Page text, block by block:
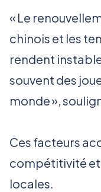
« Le
chinois et les
rendent
souvent des
monde »,
Ces facteurs
compétitivité et
locales.